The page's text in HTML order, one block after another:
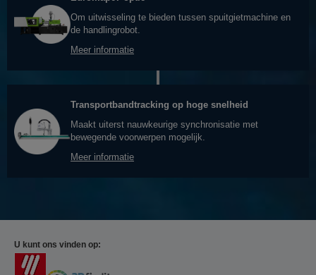
Om uitwisseling te bieden tussen spuitgietmachine en
de handlingrobot.
Meer informatie
Transportbandtracking op hoge snelheid
Maakt uiterst nauwkeurige synchronisatie met
bewegende voorwerpen mogelijk.
Meer informatie
U kunt ons vinden op: